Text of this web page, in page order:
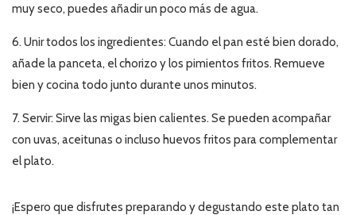
muy seco, puedes añadir un poco más de agua.
6. Unir todos los ingredientes: Cuando el pan esté bien dorado,
añade la panceta, el chorizo y los pimientos fritos. Remueve
bien y cocina todo junto durante unos minutos.
7. Servir: Sirve las migas bien calientes. Se pueden acompañar
con uvas, aceitunas o incluso huevos fritos para complementar
el plato.
¡Espero que disfrutes preparando y degustando este plato tan